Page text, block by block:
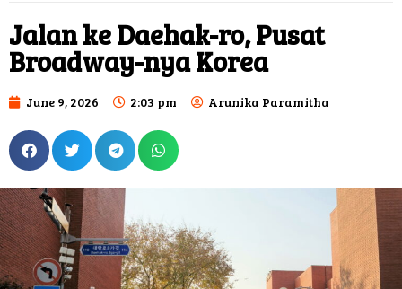
Jalan ke Daehak-ro, Pusat
Broadway-nya Korea
June 9, 2026 2:03 pm Arunika Paramitha